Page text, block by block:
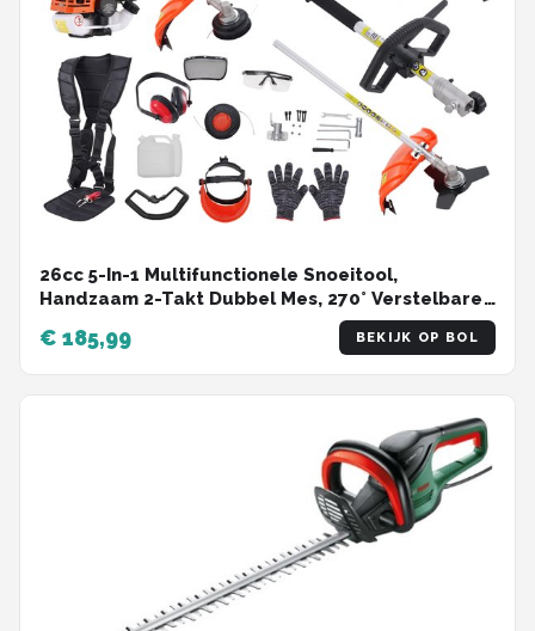
26cc 5-In-1 Multifunctionele Snoeitool,
Handzaam 2-Takt Dubbel Mes, 270° Verstelbare
Kop voor Het Snoeien Van Struiken en Heesters
€ 185,99 BEKIJK OP BOL